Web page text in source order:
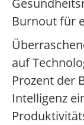
Burnout für
auf
Prozent der
Intelligenz